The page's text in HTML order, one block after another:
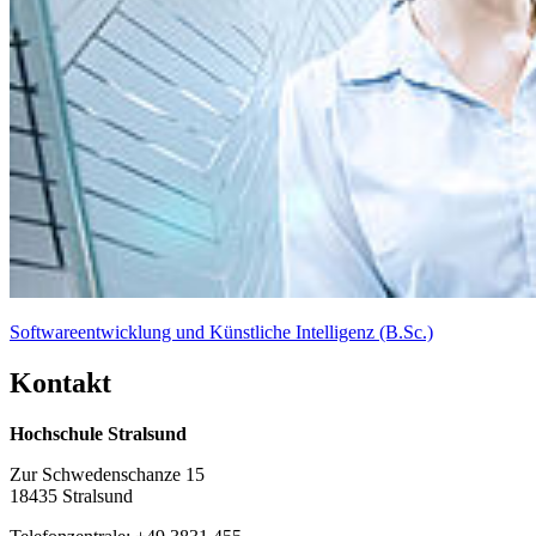
Andreas Noack
Lehrangebot
Tel:
+49 3831 45 6626
Raum:
222, Haus 4
Andreas.Noack@hochschule-stralsund.de
Jana Basinski
Sachbearbeiterin Studienbüro
Softwareentwicklung und Künstliche Intelligenz (B.Sc.)
Kon­takt
Hochschule Stralsund
Zur Schwedenschanze 15
18435 Stralsund